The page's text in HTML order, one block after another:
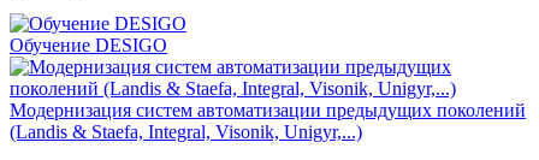
Обучение DESIGO
Модернизация систем автоматизации предыдущих поколений
(Landis & Staefa, Integral, Visonik, Unigyr,...)